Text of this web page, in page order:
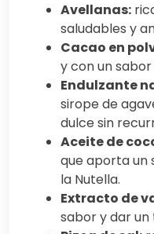
Avellanas:
saludables y
Cacao en
y con un
Endulzante
sirope de
dulce sin
Aceite de
que aporta un
la Nutella.
Extracto de
sabor y dar